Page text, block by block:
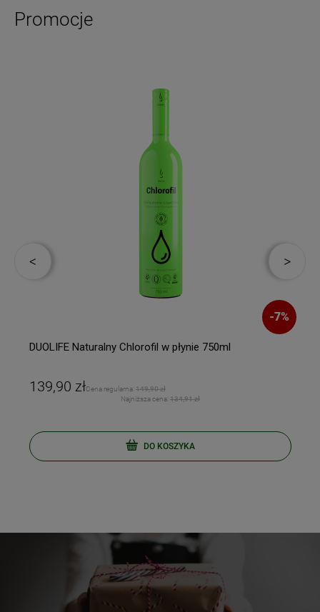
Promocje
-7%
DUOLIFE Naturalny Chlorofil w płynie 750ml
139,90 złCena regularna: 149,90 zł
Najniższa cena: 134,91 zł
DO KOSZYKA